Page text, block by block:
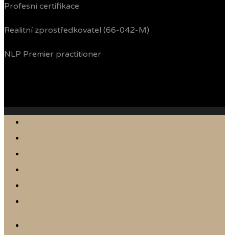
Profesní certifikace
Realitní zprostředkovatel (66-042-M)
NLP Premier practitioner